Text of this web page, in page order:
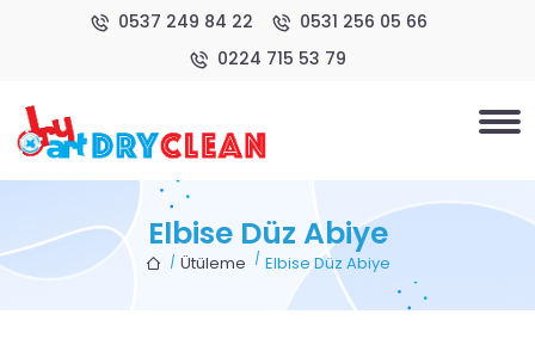
0537 249 84 22
0531 256 05 66
0224 715 53 79
Elbise Düz Abiye
Ütüleme Elbise Düz Abiye